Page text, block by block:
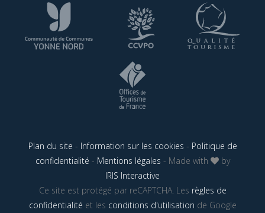
Plan du site - Information sur les cookies - Politique de
confidentialité - Mentions légales - Made with
by
IRIS Interactive
Ce site est protégé par reCAPTCHA. Les règles de
confidentialité et les conditions d'utilisation de Google